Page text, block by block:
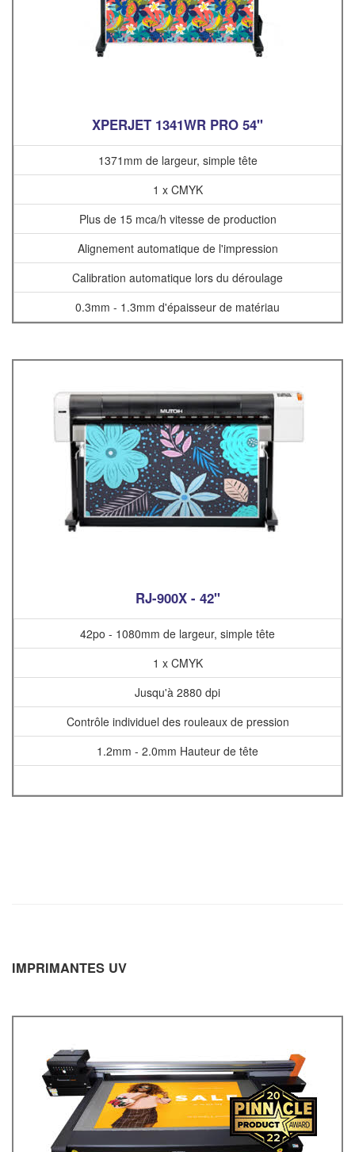
XPERJET 1341WR PRO 54"
1371mm de largeur, simple tête
1 x CMYK
Plus de 15 mca/h vitesse de production
Alignement automatique de l'impression
Calibration automatique lors du déroulage
0.3mm - 1.3mm d'épaisseur de matériau
RJ-900X - 42"
42po - 1080mm de largeur, simple tête
1 x CMYK
Jusqu'à 2880 dpi
Contrôle individuel des rouleaux de pression
1.2mm - 2.0mm Hauteur de tête
IMPRIMANTES UV